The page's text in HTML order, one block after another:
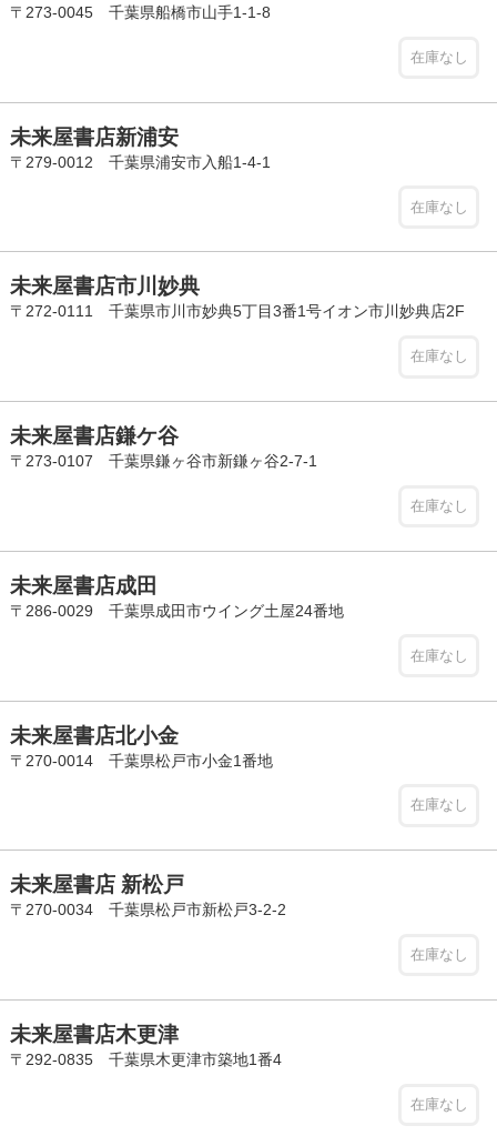
〒273-0045 千葉県船橋市山手1-1-8
在庫なし
未来屋書店新浦安
〒279-0012 千葉県浦安市入船1-4-1
在庫なし
未来屋書店市川妙典
〒272-0111 千葉県市川市妙典5丁目3番1号イオン市川妙典店2F
在庫なし
未来屋書店鎌ケ谷
〒273-0107 千葉県鎌ヶ谷市新鎌ヶ谷2-7-1
在庫なし
未来屋書店成田
〒286-0029 千葉県成田市ウイング土屋24番地
在庫なし
未来屋書店北小金
〒270-0014 千葉県松戸市小金1番地
在庫なし
未来屋書店 新松戸
〒270-0034 千葉県松戸市新松戸3-2-2
在庫なし
未来屋書店木更津
〒292-0835 千葉県木更津市築地1番4
在庫なし